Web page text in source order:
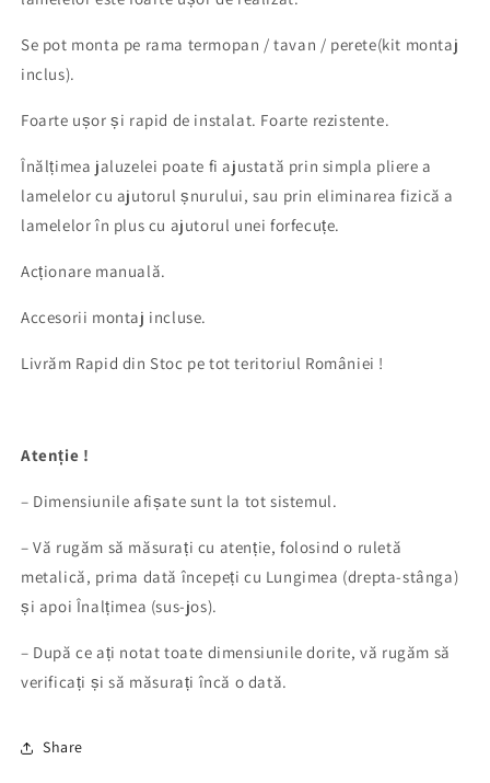
Se pot monta pe rama termopan / tavan / perete(kit montaj
inclus).
Foarte ușor și rapid de instalat. Foarte rezistente.
Înălțimea jaluzelei poate fi ajustată prin simpla pliere a
lamelelor cu ajutorul șnurului, sau prin eliminarea fizică a
lamelelor în plus cu ajutorul unei forfecuțe.
Acționare manuală.
Accesorii montaj incluse.
Livrăm Rapid din Stoc pe tot teritoriul României !
Atenție !
– Dimensiunile afișate sunt la tot sistemul.
– Vă rugăm să măsurați cu atenție, folosind o ruletă
metalică, prima dată începeți cu Lungimea (drepta-stânga)
și apoi Înalțimea (sus-jos).
– După ce ați notat toate dimensiunile dorite, vă rugăm să
verificați și să măsurați încă o dată.
Share